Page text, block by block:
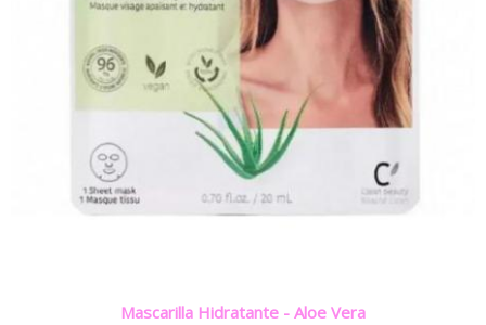
Mascarilla Hidratante - Aloe Vera